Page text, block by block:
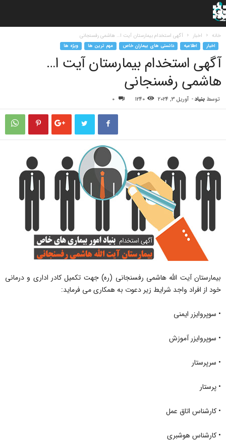
خانه اخبار آگهی استخدام بیمارستان آیت ا… هاشمی رفسنجانی
اخبار اطلاعیه دانستی های بیماران خاص مهم ترین ها ویژه ها
آگهی استخدام بیمارستان آیت ا…
هاشمی رفسنجانی
توسط بنیاد- آوریل 3, 2024 1240
0
بیمارستان آیت الله هاشمی رفسنجانی (ره) جهت تکمیل کادر اداری و درمانی
خود از افراد واجد شرایط زیر دعوت به همکاری می فرماید:
• سوپروایزر ایمنی
• سوپروایزر آموزش
• سرپرستار
• پرستار
• کارشناس اتاق عمل
• کارشناس هوشبری